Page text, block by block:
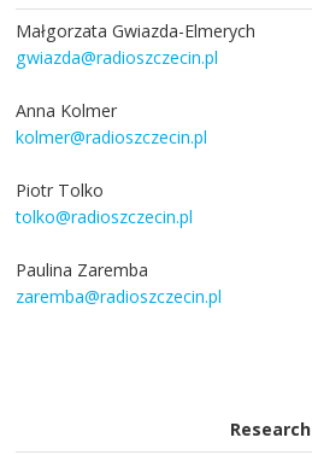
Małgorzata Gwiazda-Elmerych
gwiazda@radioszczecin.pl
Anna Kolmer
kolmer@radioszczecin.pl
Piotr Tolko
tolko@radioszczecin.pl
Paulina Zaremba
zaremba@radioszczecin.pl
Research